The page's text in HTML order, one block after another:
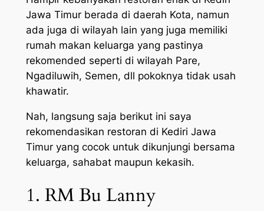
Jawa Timur berada di daerah Kota, namun
ada juga di wilayah lain yang juga memiliki
rumah makan keluarga yang pastinya
rekomended seperti di wilayah Pare,
Ngadiluwih, Semen, dll pokoknya tidak usah
khawatir.
Nah, langsung saja berikut ini saya
rekomendasikan restoran di Kediri Jawa
Timur yang cocok untuk dikunjungi bersama
keluarga, sahabat maupun kekasih.
1. RM Bu Lanny